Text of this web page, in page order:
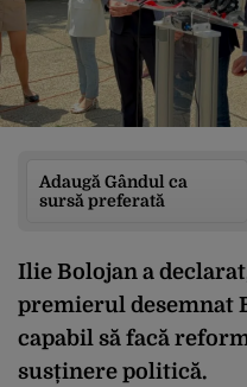
Adaugă Gândul ca
sursă preferată
Ilie Bolojan a
premierul desemnat
capabil să facă
susținere politică.